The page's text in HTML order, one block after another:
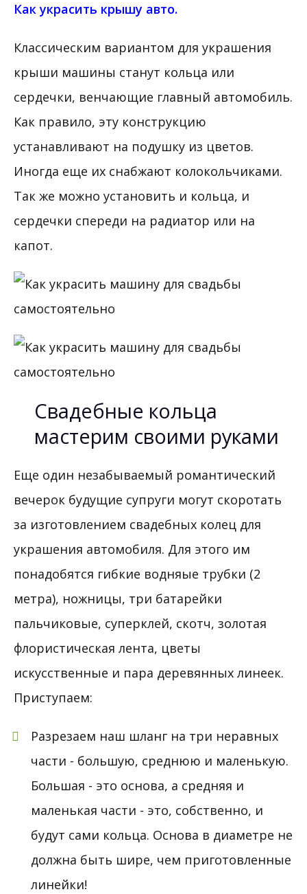
Как украсить крышу авто.
Классическим вариантом для украшения
крыши машины станут кольца или
сердечки, венчающие главный автомобиль.
Как правило, эту конструкцию
устанавливают на подушку из цветов.
Иногда еще их снабжают колокольчиками.
Так же можно установить и кольца, и
сердечки спереди на радиатор или на
капот.
Свадебные кольца
мастерим своими руками
Еще один незабываемый романтический
вечерок будущие супруги могут скоротать
за изготовлением свадебных колец для
украшения автомобиля. Для этого им
понадобятся гибкие водняые трубки (2
метра), ножницы, три батарейки
пальчиковые, суперклей, скотч, золотая
флористическая лента, цветы
искусственные и пара деревянных линеек.
Приступаем:
Разрезаем наш шланг на три неравных
части - большую, среднюю и маленькую.
Большая - это основа, а средняя и
маленькая части - это, собственно, и
будут сами кольца. Основа в диаметре не
должна быть шире, чем приготовленные
линейки!